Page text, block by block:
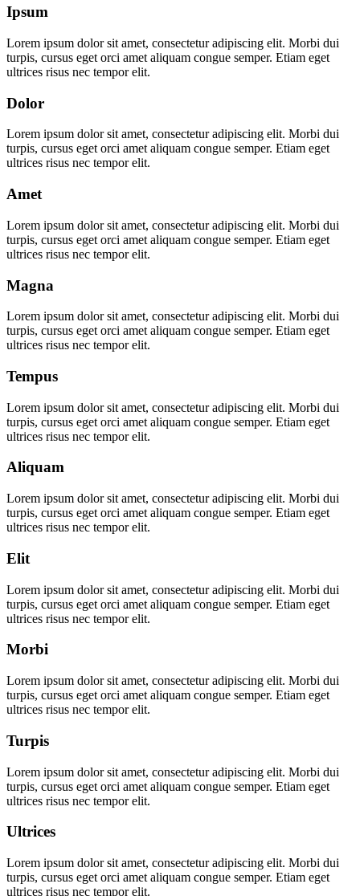
Ipsum
Lorem ipsum dolor sit amet, consectetur adipiscing elit. Morbi dui
turpis, cursus eget orci amet aliquam congue semper. Etiam eget
ultrices risus nec tempor elit.
Dolor
Lorem ipsum dolor sit amet, consectetur adipiscing elit. Morbi dui
turpis, cursus eget orci amet aliquam congue semper. Etiam eget
ultrices risus nec tempor elit.
Amet
Lorem ipsum dolor sit amet, consectetur adipiscing elit. Morbi dui
turpis, cursus eget orci amet aliquam congue semper. Etiam eget
ultrices risus nec tempor elit.
Magna
Lorem ipsum dolor sit amet, consectetur adipiscing elit. Morbi dui
turpis, cursus eget orci amet aliquam congue semper. Etiam eget
ultrices risus nec tempor elit.
Tempus
Lorem ipsum dolor sit amet, consectetur adipiscing elit. Morbi dui
turpis, cursus eget orci amet aliquam congue semper. Etiam eget
ultrices risus nec tempor elit.
Aliquam
Lorem ipsum dolor sit amet, consectetur adipiscing elit. Morbi dui
turpis, cursus eget orci amet aliquam congue semper. Etiam eget
ultrices risus nec tempor elit.
Elit
Lorem ipsum dolor sit amet, consectetur adipiscing elit. Morbi dui
turpis, cursus eget orci amet aliquam congue semper. Etiam eget
ultrices risus nec tempor elit.
Morbi
Lorem ipsum dolor sit amet, consectetur adipiscing elit. Morbi dui
turpis, cursus eget orci amet aliquam congue semper. Etiam eget
ultrices risus nec tempor elit.
Turpis
Lorem ipsum dolor sit amet, consectetur adipiscing elit. Morbi dui
turpis, cursus eget orci amet aliquam congue semper. Etiam eget
ultrices risus nec tempor elit.
Ultrices
Lorem ipsum dolor sit amet, consectetur adipiscing elit. Morbi dui
turpis, cursus eget orci amet aliquam congue semper. Etiam eget
ultrices risus nec tempor elit.